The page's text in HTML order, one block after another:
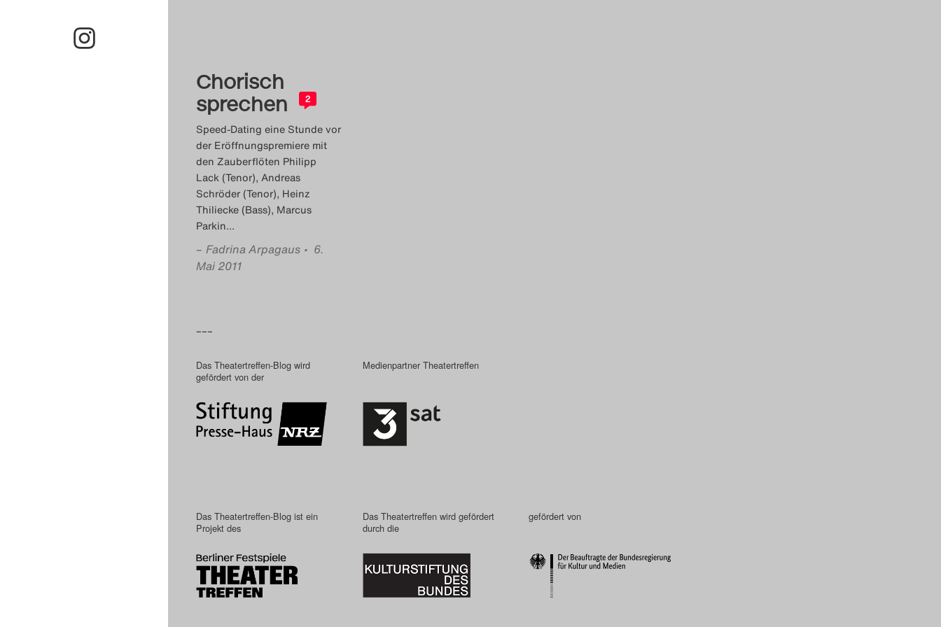
Chorisch
sprechen
2
Speed-Dating eine Stunde vor
der Eröffnungspremiere mit
den Zauberflöten Philipp
Lack (Tenor), Andreas
Schröder (Tenor), Heinz
Thiliecke (Bass), Marcus
Parkin…
– Fadrina Arpagaus • 6.
Mai 2011
–––
Das Theatertreffen-Blog wird
gefördert von der
Medienpartner Theatertreffen
Das Theatertreffen-Blog ist ein
Projekt des
Das Theatertreffen wird gefördert
durch die
gefördert von